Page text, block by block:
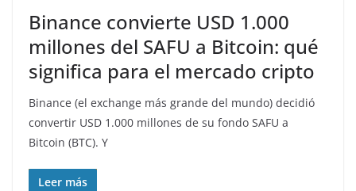
Binance convierte USD 1.000
millones del SAFU a Bitcoin: qué
significa para el mercado cripto
Binance (el exchange más grande del mundo) decidió
convertir USD 1.000 millones de su fondo SAFU a
Bitcoin (BTC). Y
Leer más